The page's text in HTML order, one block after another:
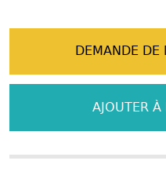
DEMANDE DE
AJOUTER